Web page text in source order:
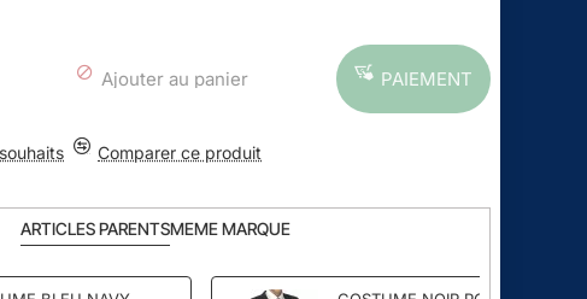
Ajouter au panier PAIEMENT
Comparer ce produit
ARTICLES PARENTSMEME MARQUE